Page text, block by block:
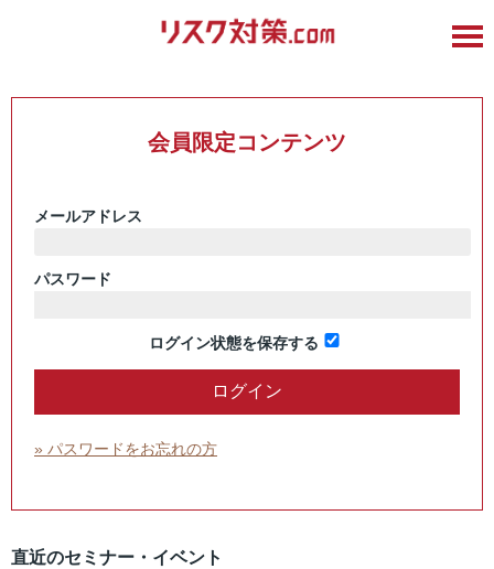
会員限定コンテンツ
メールアドレス
パスワード
ログイン状態を保存する
» パスワードをお忘れの方
直近のセミナー・イベント